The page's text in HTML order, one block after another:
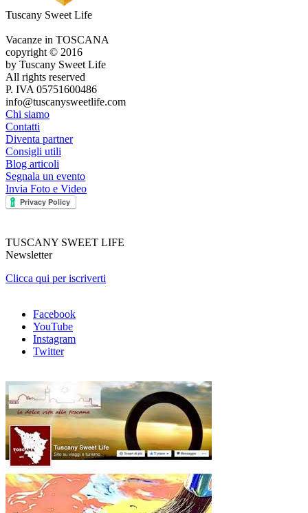
Tuscany Sweet Life
Vacanze in TOSCANA
copyright © 2016
by Tuscany Sweet Life
All rights reserved
P. IVA 05751600486
info@tuscanysweetlife.com
Chi siamo
Contatti
Diventa partner
Consigli utili
Blog articoli
Segnala un evento
Invia Foto e Video
TUSCANY SWEET LIFE
Newsletter
Clicca qui per iscriverti
Facebook
YouTube
Instagram
Twitter